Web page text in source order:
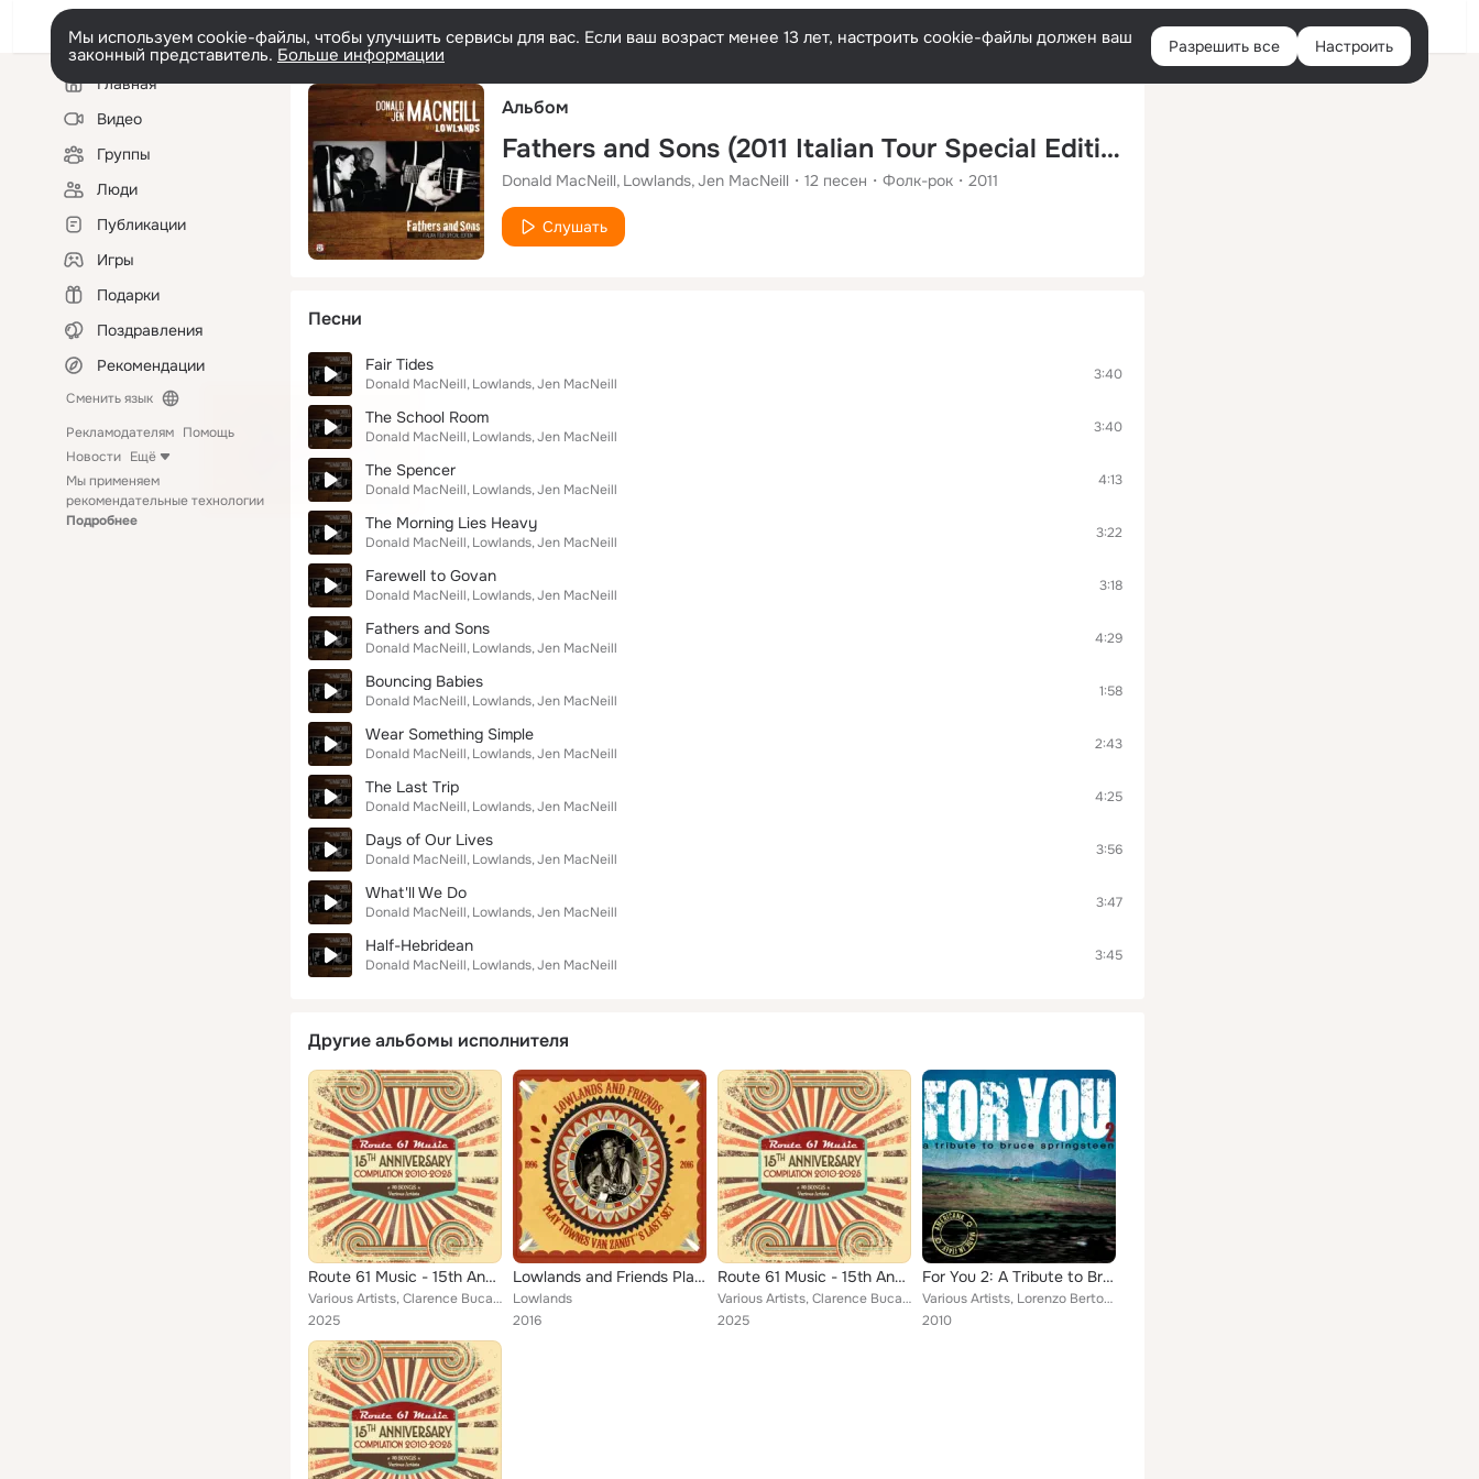
Русский Войти
Мы используем cookie-файлы, чтобы улучшить сервисы для вас. Если ваш возраст менее 13 лет, настроить cookie-файлы должен ваш
законный представитель. Больше информации Разрешить все Настроить
Левая
колонкаГлавная
Видео
Группы
Люди
Публикации
Игры
Подарки
Поздравления
Рекомендации
Сменить язык
Рекламодателям Помощь
Новости Ещё
Мы применяем
рекомендательные технологии
Подробнее
Альбом
Fathers and Sons (2011 Italian Tour Special Edition)
Donald MacNeill Lowlands Jen MacNeill 12 песен Фолк-рок 2011
Слушать
Песни
Fair Tides
Donald MacNeill Lowlands Jen MacNeill
3:40
The School Room
Donald MacNeill Lowlands Jen MacNeill
3:40
The Spencer
Donald MacNeill Lowlands Jen MacNeill
4:13
The Morning Lies Heavy
Donald MacNeill Lowlands Jen MacNeill
3:22
Farewell to Govan
Donald MacNeill Lowlands Jen MacNeill
3:18
Fathers and Sons
Donald MacNeill Lowlands Jen MacNeill
4:29
Bouncing Babies
Donald MacNeill Lowlands Jen MacNeill
1:58
Wear Something Simple
Donald MacNeill Lowlands Jen MacNeill
2:43
The Last Trip
Donald MacNeill Lowlands Jen MacNeill
4:25
Days of Our Lives
Donald MacNeill Lowlands Jen MacNeill
3:56
What'll We Do
Donald MacNeill Lowlands Jen MacNeill
3:47
Half-Hebridean
Donald MacNeill Lowlands Jen MacNeill
3:45
Другие альбомы исполнителя
Route 61 Music - 15th Anniversary Compilation: 2010-2025
Various Artists, Clarence Bucaro, Francesco Lucarelli, Carolyne Mas, Modena City Ramblers, Mardi Gras, Donald MacNeill, Fabio Me...
2025
Lowlands and Friends Play Townes Van Zandt's Last Set
Lowlands
2016
Route 61 Music - 15th Anniversary Compilation: 2010-2025
Various Artists, Clarence Bucaro, Francesco Lucarelli, Carolyne Mas, Modena City Ramblers, Mardi Gras, Donald MacNeill, Fabio Me...
2025
For You 2: A Tribute to Bruce Springsteen
Various Artists, Lorenzo Bertocchini, Elizabeth Reed, Francesco Lucarelli, Modena City Ramblers, Dust'n'bones, Mardi Gras, Loren...
2010